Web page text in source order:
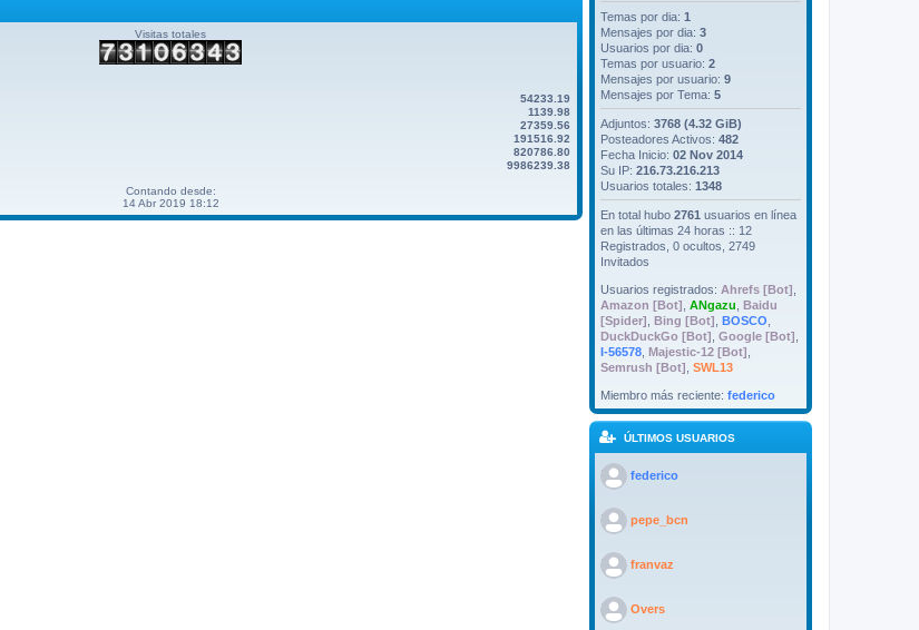
Visitas totales
54233.19
1139.98
27359.56
191516.92
820786.80
9986239.38
Contando desde:
14 Abr 2019 18:12
Temas por dia: 1
Mensajes por dia: 3
Usuarios por dia: 0
Temas por usuario: 2
Mensajes por usuario: 9
Mensajes por Tema: 5
Adjuntos: 3768 (4.32 GiB)
Posteadores Activos: 482
Fecha Inicio: 02 Nov 2014
Su IP: 216.73.216.213
Usuarios totales: 1348
En total hubo 2761 usuarios en línea
en las últimas 24 horas :: 12
Registrados, 0 ocultos, 2749
Invitados
Usuarios registrados: Ahrefs [Bot] ,
Amazon [Bot] , ANgazu, Baidu
[Spider] , Bing [Bot] , BOSCO,
DuckDuckGo [Bot] , Google [Bot] ,
I-56578, Majestic-12 [Bot] ,
Semrush [Bot] , SWL13
Miembro más reciente: federico
ÚLTIMOS USUARIOS
> federico
> pepe_bcn
> franvaz
> Overs